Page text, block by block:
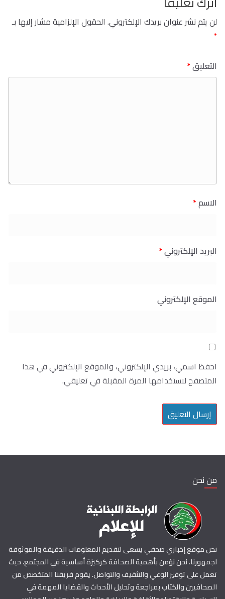
لن يتم نشر عنوان بريدك الإلكتروني. الحقول الإلزامية مشار إليها بـ
*
التعليق*
الاسم*
البريد الإلكتروني*
الموقع الإلكتروني
احفظ اسمي، بريدي الإلكتروني، والموقع الإلكتروني في هذا
المتصفح لاستخدامها المرة المقبلة في تعليقي.
من نحن
نحن موقع إخباري صحفي يسعى لتقديم المعلومات الدقيقة والموثوقة
لجمهورنا. نحن نؤمن بأهمية الصحافة كركيزة أساسية في المجتمع، حيث
تعمل على توفير الوعي والتثقيف والتواصل. يقوم فريقنا المتخصص من
الصحافيين والكتاب بمراجعة وتحليل الأحداث والقضايا المهمة في